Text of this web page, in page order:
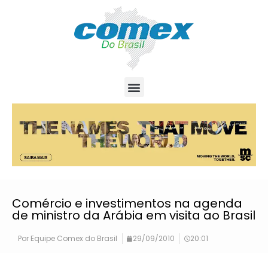
Comércio e investimentos na agenda
de ministro da Arábia em visita ao Brasil
Por Equipe Comex do Brasil 29/09/2010 20:01